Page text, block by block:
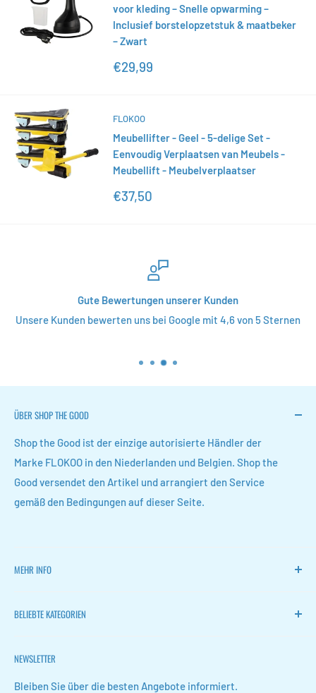
voor kleding – Snelle opwarming –
Inclusief borstelopzetstuk & maatbeker
– Zwart
Sonderpreis
€29,99
FLOKOO
Meubellifter - Geel - 5-delige Set -
Eenvoudig Verplaatsen van Meubels -
Meubellift - Meubelverplaatser
Sonderpreis
€37,50
Gute Bewertungen unserer Kunden
Unsere Kunden bewerten uns bei Google mit 4,6 von 5 Sternen
ÜBER SHOP THE GOOD
Shop the Good ist der einzige autorisierte Händler der
Marke FLOKOO in den Niederlanden und Belgien. Shop the
Good versendet den Artikel und arrangiert den Service
gemäß den Bedingungen auf dieser Seite.
MEHR INFO
FLOKOO
Kontakt
FAQ
BELIEBTE KATEGORIEN
Weinregale
Schuhaufbewahrung
NEWSLETTER
Bleiben Sie über die besten Angebote informiert.